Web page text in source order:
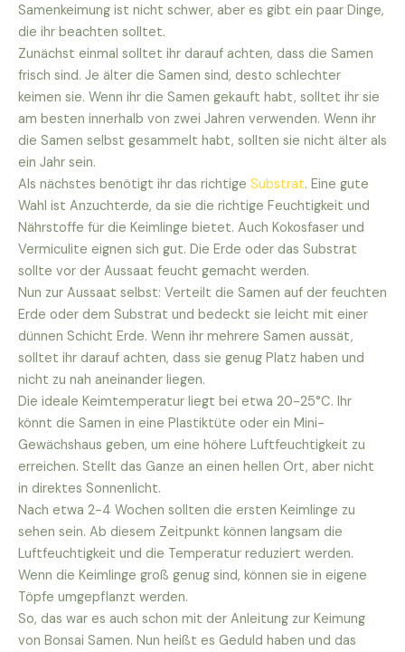
Samenkeimung ist nicht schwer, aber es gibt ein paar Dinge,
die ihr beachten solltet.
Zunächst einmal solltet ihr darauf achten, dass die Samen
frisch sind. Je älter die Samen sind, desto schlechter
keimen sie. Wenn ihr die Samen gekauft habt, solltet ihr sie
am besten innerhalb von zwei Jahren verwenden. Wenn ihr
die Samen selbst gesammelt habt, sollten sie nicht älter als
ein Jahr sein.
Als nächstes benötigt ihr das richtige Substrat. Eine gute
Wahl ist Anzuchterde, da sie die richtige Feuchtigkeit und
Nährstoffe für die Keimlinge bietet. Auch Kokosfaser und
Vermiculite eignen sich gut. Die Erde oder das Substrat
sollte vor der Aussaat feucht gemacht werden.
Nun zur Aussaat selbst: Verteilt die Samen auf der feuchten
Erde oder dem Substrat und bedeckt sie leicht mit einer
dünnen Schicht Erde. Wenn ihr mehrere Samen aussät,
solltet ihr darauf achten, dass sie genug Platz haben und
nicht zu nah aneinander liegen.
Die ideale Keimtemperatur liegt bei etwa 20-25°C. Ihr
könnt die Samen in eine Plastiktüte oder ein Mini-
Gewächshaus geben, um eine höhere Luftfeuchtigkeit zu
erreichen. Stellt das Ganze an einen hellen Ort, aber nicht
in direktes Sonnenlicht.
Nach etwa 2-4 Wochen sollten die ersten Keimlinge zu
sehen sein. Ab diesem Zeitpunkt können langsam die
Luftfeuchtigkeit und die Temperatur reduziert werden.
Wenn die Keimlinge groß genug sind, können sie in eigene
Töpfe umgepflanzt werden.
So, das war es auch schon mit der Anleitung zur Keimung
von Bonsai Samen. Nun heißt es Geduld haben und das